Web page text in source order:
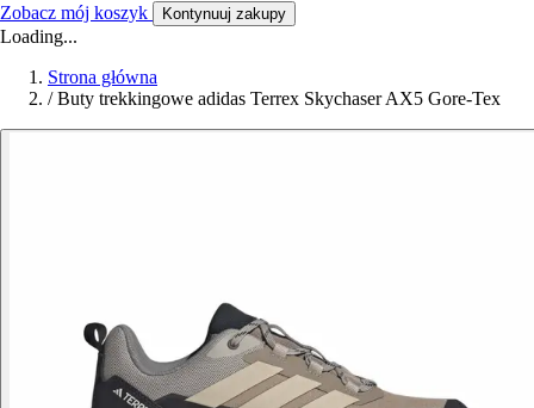
Zobacz mój koszyk Kontynuuj zakupy
Loading...
Strona główna
/ Buty trekkingowe adidas Terrex Skychaser AX5 Gore-Tex